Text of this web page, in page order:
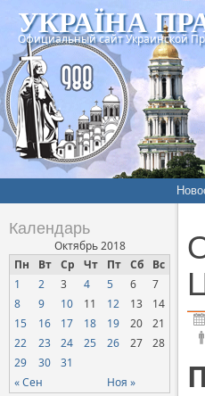
УКРАЇНА
Официальный сайт Украинской
Календарь
Октябрь 2018
Пн
Вт Ср Чт Пт Сб Вс
« Сен Ноя »
1 2 3 4 5 6
7
8
9 10 11 12 13
14
15
16 17 18 19 20
21
22
23 24 25 26 27
28
29
30 31